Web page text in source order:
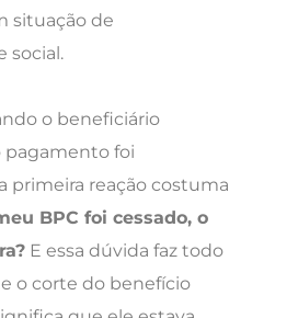
situação de
social.
o beneficiário
pagamento foi
primeira reação costuma
BPC foi cessado, o
E essa dúvida faz todo
o corte do benefício